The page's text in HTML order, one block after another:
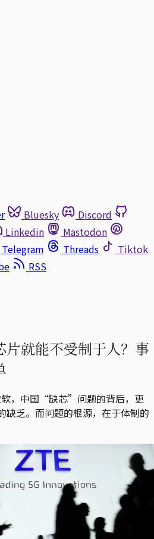
Bluesky
Discord
Linkedin
Mastodon
Telegram Threads
Tiktok
RSS
片就能不受制于人？事
，中国“缺芯”问题的背后，更
缺乏。而问题的根源，在于体制的